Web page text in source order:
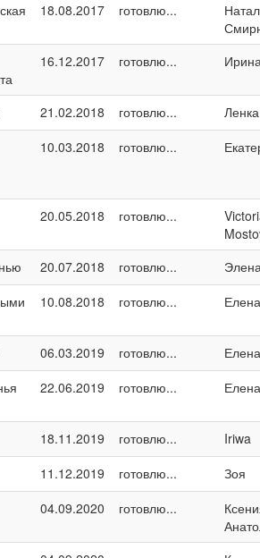
18.08.2017 готовлю...
16.12.2017 готовлю...
21.02.2018 готовлю...
10.03.2018 готовлю...
20.05.2018 готовлю...
20.07.2018 готовлю...
10.08.2018 готовлю...
06.03.2019 готовлю...
Елена
22.06.2019 готовлю...
18.11.2019 готовлю...
Iriwa
11.12.2019 готовлю...
Зоя
04.09.2020 готовлю...